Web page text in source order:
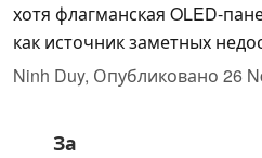
хотя флагманская OLED-
как источник заметных
Ninh Duy, Опубликовано 26
За